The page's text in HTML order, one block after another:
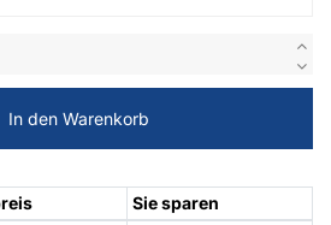
In den Warenkorb
Sie sparen